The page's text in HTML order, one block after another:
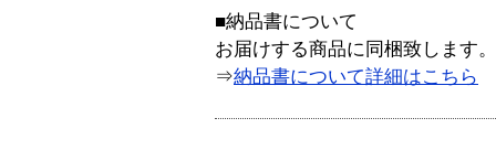
■納品書について
お届けする商品に同梱致します。
⇒納品書について詳細はこちら